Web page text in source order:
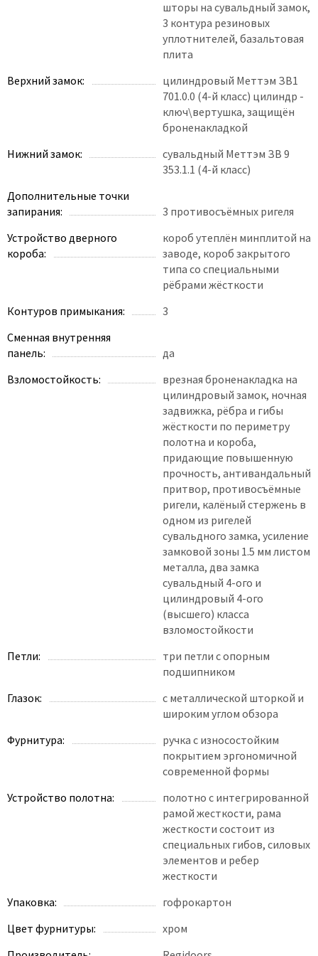
шторы на сувальдный замок,
3 контура резиновых
уплотнителей, базальтовая
плита
Верхний замок:
цилиндровый Меттэм ЗВ1
701.0.0 (4-й класс) цилиндр -
ключ\вертушка, защищён
броненакладкой
Нижний замок:
сувальдный Меттэм ЗВ 9
353.1.1 (4-й класс)
Дополнительные точки
запирания:
3 противосъёмных ригеля
Устройство дверного
короба:
короб утеплён минплитой на
заводе, короб закрытого
типа со специальными
рёбрами жёсткости
Контуров примыкания:
3
Сменная внутренняя
панель:
да
Взломостойкость:
врезная броненакладка на
цилиндровый замок, ночная
задвижка, рёбра и гибы
жёсткости по периметру
полотна и короба,
придающие повышенную
прочность, антивандальный
притвор, противосъёмные
ригели, калёный стержень в
одном из ригелей
сувальдного замка, усиление
замковой зоны 1.5 мм листом
металла, два замка
сувальдный 4-ого и
цилиндровый 4-ого
(высшего) класса
взломостойкости
Петли:
три петли с опорным
подшипником
Глазок:
с металлической шторкой и
широким углом обзора
Фурнитура:
ручка с износостойким
покрытием эргономичной
современной формы
Устройство полотна:
полотно с интегрированной
рамой жесткости, рама
жесткости состоит из
специальных гибов, силовых
элементов и ребер
жесткости
Упаковка:
гофрокартон
Цвет фурнитуры:
хром